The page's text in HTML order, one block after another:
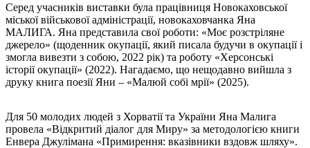
Серед учасників виставки була працівниця Новокаховської
міської військової адміністрації, новокаховчанка Яна
МАЛИГА. Яна представила свої роботи: «Моє розстріляне
джерело» (щоденник окупації, який писала будучи в окупації і
змогла вивезти з собою, 2022 рік) та роботу «Херсонські
історії окупації» (2022). Нагадаємо, що нещодавно вийшла з
друку книга поезії Яни – «Малюй собі мрії» (2025).
Для 50 молодих людей з Хорватії та України Яна Малига
провела «Відкритий діалог для Миру» за методологією книги
Енвера Джулімана «Примирення: вказівники вздовж шляху».